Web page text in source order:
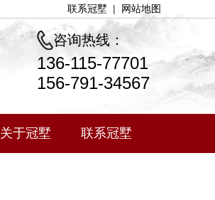
联系冠墅 | 网站地图
咨询热线：
136-115-77701
156-791-34567
关于冠墅 联系冠墅